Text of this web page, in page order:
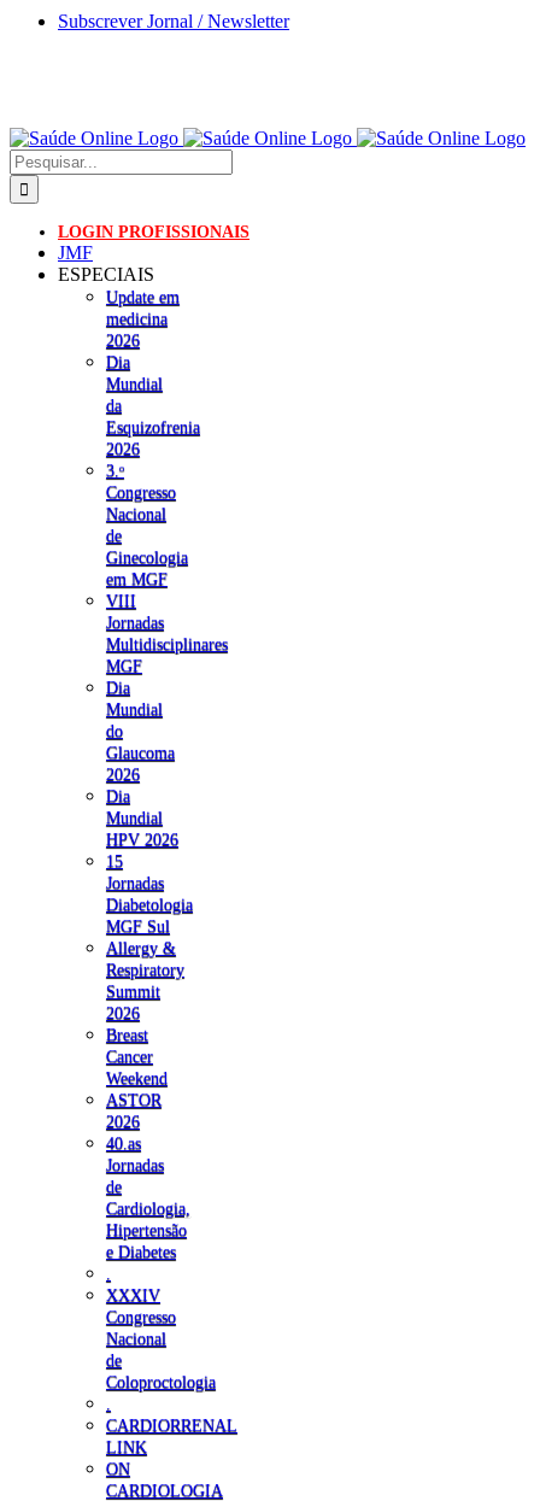
Skip
Subscrever Jornal / Newsletter
Pesquisar
LOGIN PROFISSIONAIS
JMF
ESPECIAIS
Update em
medicina
2026
Dia
Mundial
da
Esquizofrenia
2026
3.ᵒ
Congresso
Nacional
de
Ginecologia
em MGF
VIII
Jornadas
Multidisciplinares
MGF
Dia
Mundial
do
Glaucoma
2026
Dia
Mundial
HPV 2026
15
Jornadas
Diabetologia
MGF Sul
Allergy &
Respiratory
Summit
2026
Breast
Cancer
Weekend
ASTOR
2026
40.as
Jornadas
de
Cardiologia,
Hipertensão
e Diabetes
XXXIV
Congresso
Nacional
de
Coloproctologia
CARDIORRENAL
LINK
ON
CARDIOLOGIA